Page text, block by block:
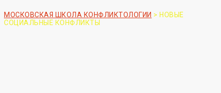
МОСКОВСКАЯ ШКОЛА КОНФЛИКТОЛОГИИ > НОВЫЕ
СОЦИАЛЬНЫЕ КОНФЛИКТЫ